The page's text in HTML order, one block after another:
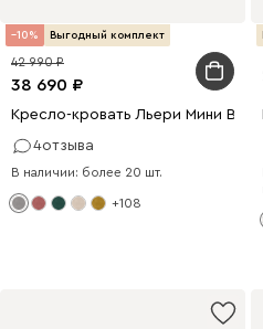
10 Выгодный комплект
38 690
42 990
Кресло-кровать Льери Мини
4отзыва
В наличии: более 20 шт.
+108